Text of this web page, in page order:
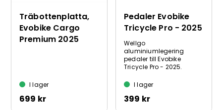
Träbottenplatta,
Evobike Cargo
Premium 2025
I lager
699 kr
Pedaler Evobike
Tricycle Pro - 2025
Wellgo
aluminiumlegering
pedaler till Evobike
Tricycle Pro - 2025.
I lager
399 kr